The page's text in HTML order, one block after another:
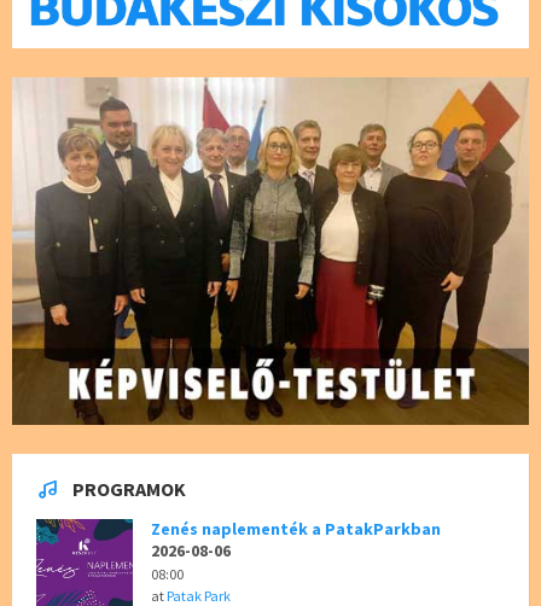
PROGRAMOK
Zenés naplementék a PatakParkban
2026-08-06
08:00
atPatak Park